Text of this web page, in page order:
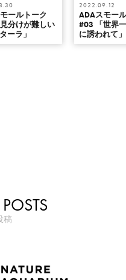
ールトーク
分けが難しい
ーラ」
2022.09.12
ADAスモー
#03 「世界
に誘われて」
稿